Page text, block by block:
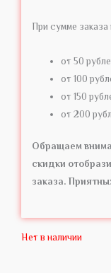
При сумме заказа
от 50
от 100
от 150
от 200
Обращаем
скидки
заказа.
Нет в наличии